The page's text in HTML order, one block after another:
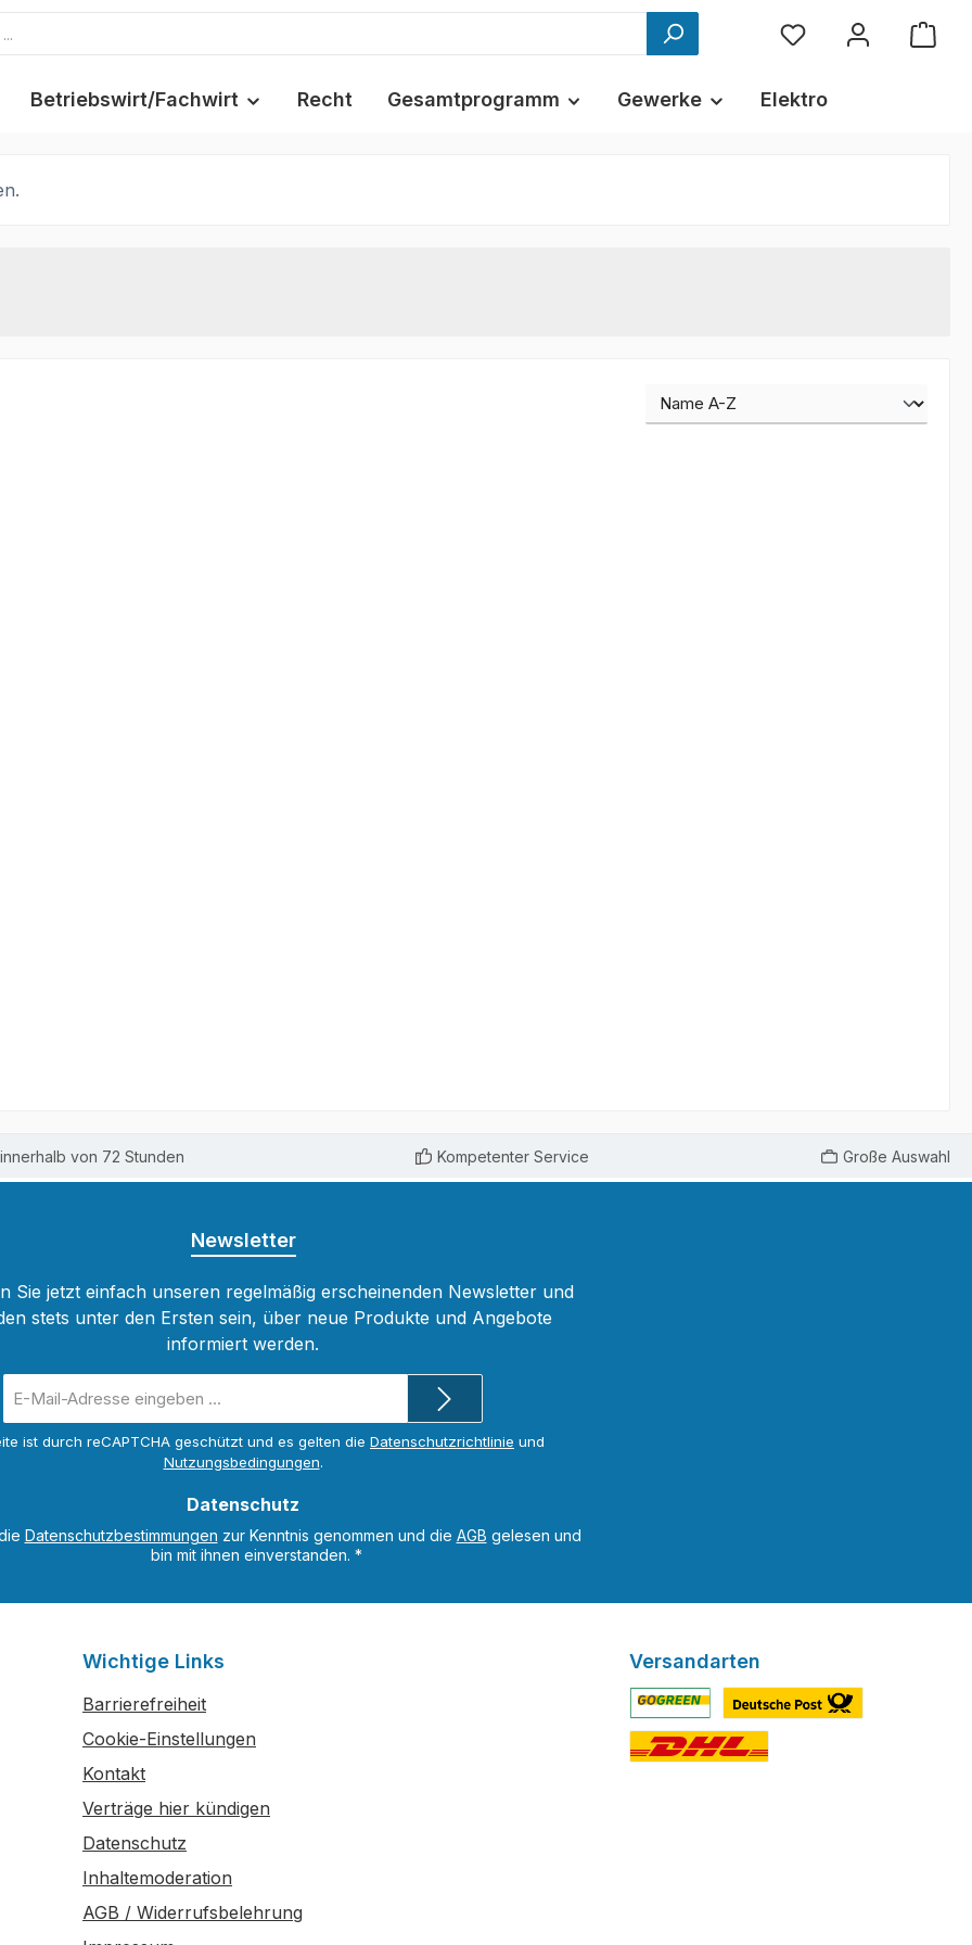
Betriebswirt/Fachwirt Recht Gesamtprogramm Gewerke Elektro
von 72 Stunden Kompetenter Service Große Auswahl
Newsletter
Sie jetzt einfach unseren regelmäßig erscheinenden Newsletter und
stets unter den Ersten sein, über neue Produkte und Angebote
informiert werden.
Mail-
ist durch reCAPTCHA geschützt und es gelten die Datenschutzrichtlinie und
Nutzungsbedingungen.
Datenschutz
Datenschutzbestimmungen zur Kenntnis genommen und die AGB gelesen und
bin mit ihnen einverstanden. *
Wichtige Links
Barrierefreiheit
Cookie-Einstellungen
Kontakt
Verträge hier kündigen
Datenschutz
Inhaltemoderation
AGB / Widerrufsbelehrung
Versandarten
Benutzerdefiniertes Bild 1
Benutzerdefiniertes Bild 2